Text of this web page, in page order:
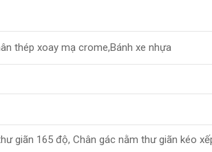
thép xoay mạ crome,Bánh xe nhựa
giãn 165 độ, Chân gác nằm thư giãn kéo